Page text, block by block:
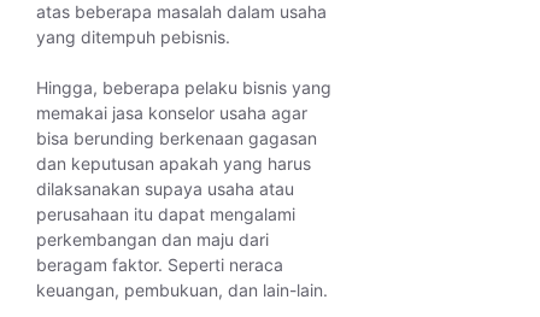
atas beberapa masalah dalam usaha
yang ditempuh pebisnis.
Hingga, beberapa pelaku bisnis yang
memakai jasa konselor usaha agar
bisa berunding berkenaan gagasan
dan keputusan apakah yang harus
dilaksanakan supaya usaha atau
perusahaan itu dapat mengalami
perkembangan dan maju dari
beragam faktor. Seperti neraca
keuangan, pembukuan, dan lain-lain.